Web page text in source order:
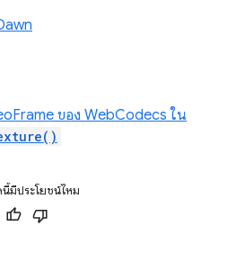
ของ WebCodecs ใน
มีประโยชน์ไหม